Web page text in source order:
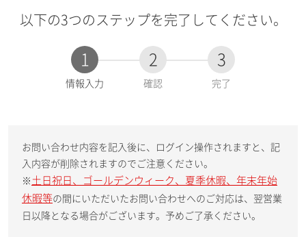
以下の3つのステップを完了してください。
1
現
情報入力
2
確認
3
完了
お問い合わせ内容を記入後に、ログイン操作されますと、記
入内容が削除されますのでご注意ください。
※ 土日祝日、ゴールデンウィーク、夏季休暇、年末年始
休暇等の間にいただいたお問い合わせへのご対応は、翌営業
日以降となる場合がございます。予めご了承ください。